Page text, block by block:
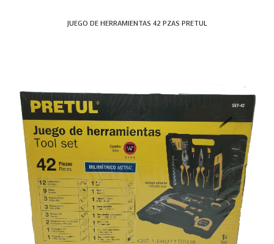
JUEGO DE HERRAMIENTAS 42 PZAS PRETUL